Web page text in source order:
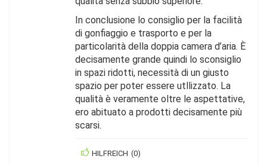
In conclusione lo consiglio per la facilità
di gonfiaggio e trasporto e per la
particolarità della doppia camera d’aria. È
decisamente grande quindi lo sconsiglio
in spazi ridotti, necessità di un giusto
spazio per poter essere utllizzato. La
qualità è veramente oltre le aspettative,
ero abituato a prodotti decisamente più
scarsi.
HILFREICH (0)